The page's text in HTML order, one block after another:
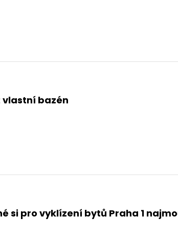
vlastní bazén
si pro vyklízení bytů Praha 1